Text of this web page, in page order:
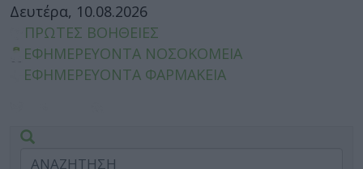
Δευτέρα, 10.08.2026
ΠΡΩΤΕΣ ΒΟΗΘΕΙΕΣ
ΕΦΗΜΕΡΕΥΟΝΤΑ ΝΟΣΟΚΟΜΕΙΑ
ΕΦΗΜΕΡΕΥΟΝΤΑ ΦΑΡΜΑΚΕΙΑ